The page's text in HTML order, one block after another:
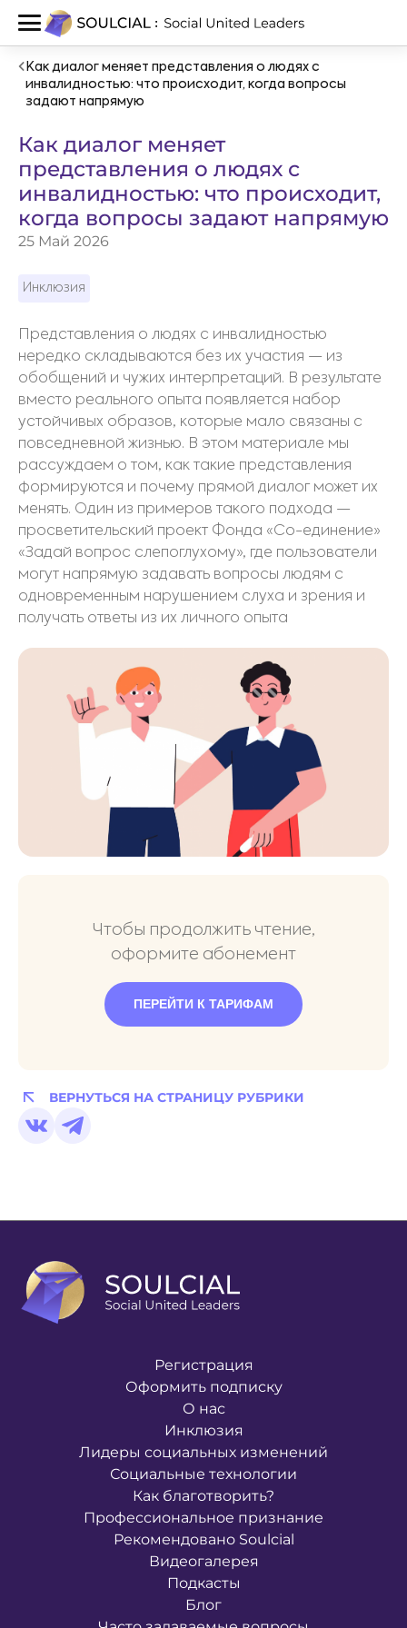
Как диалог меняет представления о людях с
инвалидностью: что происходит, когда вопросы
задают напрямую
Как диалог меняет
представления о людях с
инвалидностью: что происходит,
когда вопросы задают напрямую
25 Май 2026
Инклюзия
Представления о людях с инвалидностью
нередко складываются без их участия — из
обобщений и чужих интерпретаций. В результате
вместо реального опыта появляется набор
устойчивых образов, которые мало связаны с
повседневной жизнью. В этом материале мы
рассуждаем о том, как такие представления
формируются и почему прямой диалог может их
менять. Один из примеров такого подхода —
просветительский проект Фонда «Со-единение»
«Задай вопрос слепоглухому», где пользователи
могут напрямую задавать вопросы людям с
одновременным нарушением слуха и зрения и
получать ответы из их личного опыта
Чтобы продолжить чтение,
оформите абонемент
ПЕРЕЙТИ К ТАРИФАМ
ВЕРНУТЬСЯ НА СТРАНИЦУ РУБРИКИ
Регистрация
Оформить подписку
О нас
Инклюзия
Лидеры социальных изменений
Социальные технологии
Как благотворить?
Профессиональное признание
Рекомендовано Soulcial
Видеогалерея
Подкасты
Блог